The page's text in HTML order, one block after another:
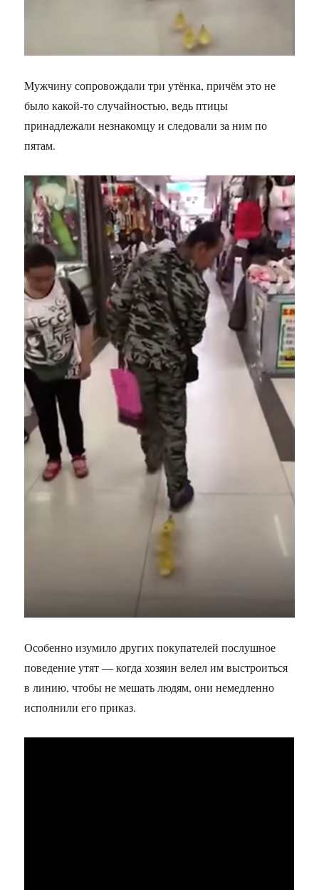
Мужчину сопровождали три утёнка, причём это не
было какой-то случайностью, ведь птицы
принадлежали незнакомцу и следовали за ним по
пятам.
Особенно изумило других покупателей послушное
поведение утят — когда хозяин велел им выстроиться
в линию, чтобы не мешать людям, они немедленно
исполнили его приказ.